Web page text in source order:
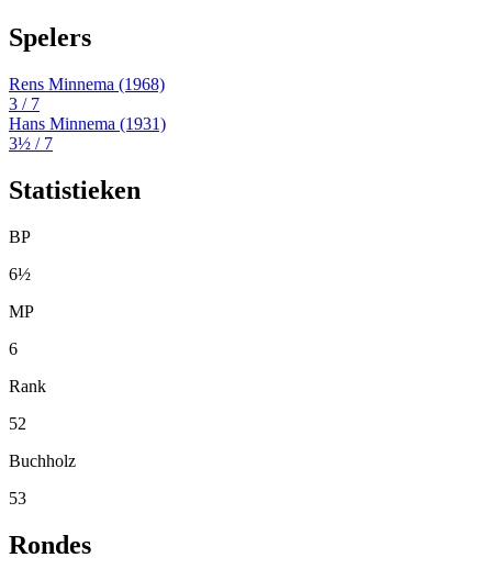
Spelers
Rens Minnema (1968)
3 / 7
Hans Minnema (1931)
3½ / 7
Statistieken
BP
6½
MP
6
Rank
52
Buchholz
53
Rondes